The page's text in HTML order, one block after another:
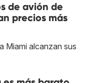
de avión de
precios más
Miami alcanzan sus